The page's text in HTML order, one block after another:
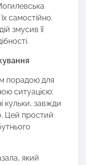
самостійно.
змусив її
порадою для
ситуацією:
кульки, завжди
Цей простий